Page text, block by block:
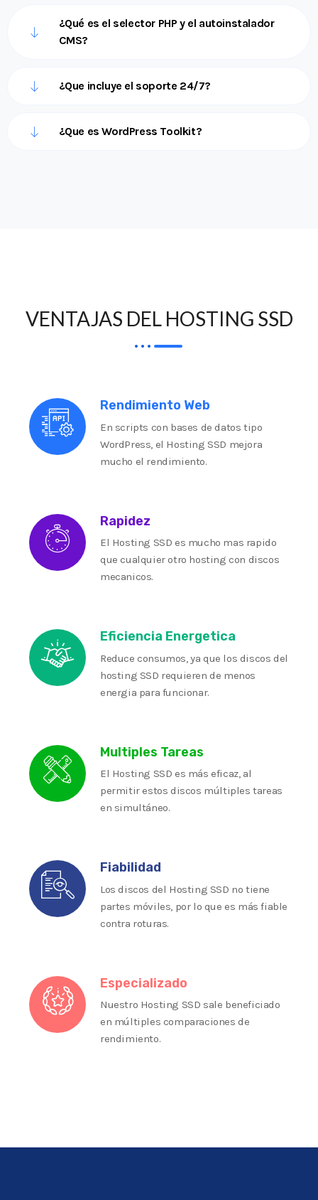
¿Qué es el selector PHP y el autoinstalador
CMS?
¿Que incluye el soporte 24/7?
¿Que es WordPress Toolkit?
VENTAJAS DEL HOSTING SSD
Rendimiento Web
En scripts con bases de datos tipo
WordPress, el Hosting SSD mejora
mucho el rendimiento.
Rapidez
El Hosting SSD es mucho mas rapido
que cualquier otro hosting con discos
mecanicos.
Eficiencia Energetica
Reduce consumos, ya que los discos del
hosting SSD requieren de menos
energia para funcionar.
Multiples Tareas
El Hosting SSD es más eficaz, al
permitir estos discos múltiples tareas
en simultáneo.
Fiabilidad
Los discos del Hosting SSD no tiene
partes móviles, por lo que es más fiable
contra roturas.
Especializado
Nuestro Hosting SSD sale beneficiado
en múltiples comparaciones de
rendimiento.